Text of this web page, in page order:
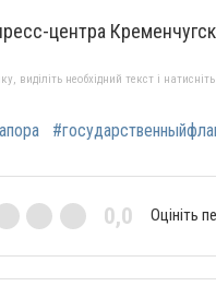
центра
виділіть необхідний текст і
0,0 Оцініть